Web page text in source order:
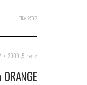
קרא עוד ←
ינואר 5, 2009
ORANGE נכנסת לתחום האינטרנט